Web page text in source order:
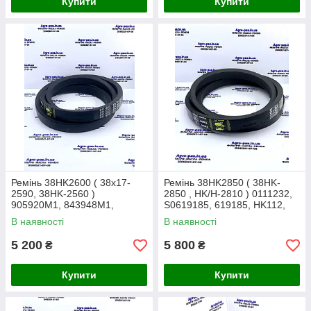
Ремінь 38HK2600 ( 38х17-
2590, 38HK-2560 )
905920M1, 843948M1,
417995M1, 0111213, HK103,
340435120, AP1001450
В наявності
5 200 ₴
Купити
Ремінь 38HK2850 ( 38HK-
2850 , HK/H-2810 ) 0111232,
S0619185, 619185, HK112,
2R593893A Gates
В наявності
5 800 ₴
Купити